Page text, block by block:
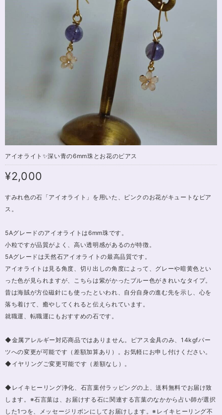
アイオライト✨深い青の6mm珠とお花のピアス
¥2,000
すみれ色の石「アイオライト」を用いた、ピンクのお花がキュートなピア
ス。
5Aグレードのアイオライトは6mm珠です。
小粒ですが品質がよく、高い透明感があるのが特徴。
5Aグレードは天然石アイオライトの最高品質です。
アイオライトは見る角度、切り出しの角度によって、グレーや暗黄色とい
った色が見られますが、こちらは紫がかったブルー色がきれいなタイプ。
昔は海賊が方位磁針にも使ったといわれ、自分自身の進む先を示し、心を
落ち着けて、癒やしてくれると伝えられています。
就職運、転職運にもおすすめの石です。
◆金属アレルギー対応商品ではありません。ピアス金具のみ、14kgfパー
ツへの変更が可能です（差額加算あり）。お気軽にお申し付けください。
◆イヤリングご変更可能です（差額なし）。
◆レイキヒーリング浄化、石言葉付ラッピングの上、送料無料でお届け致
します。※石言葉は、お届けする石に関連する言葉のなかから占い師が選択
した1つを、メッセージリボンにしてお届けします。※レイキヒーリング不